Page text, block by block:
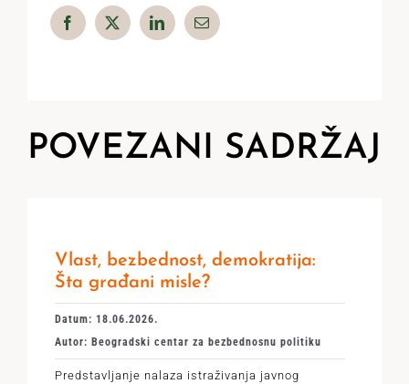
POVEZANI SADRŽAJ
Vlast, bezbednost, demokratija:
Šta građani misle?
Datum: 18.06.2026.
Autor: Beogradski centar za bezbednosnu politiku
Predstavljanje nalaza istraživanja javnog